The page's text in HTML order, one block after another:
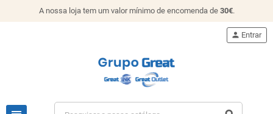
A nossa loja tem um valor mínimo de encomenda de 30€.
person Entrar